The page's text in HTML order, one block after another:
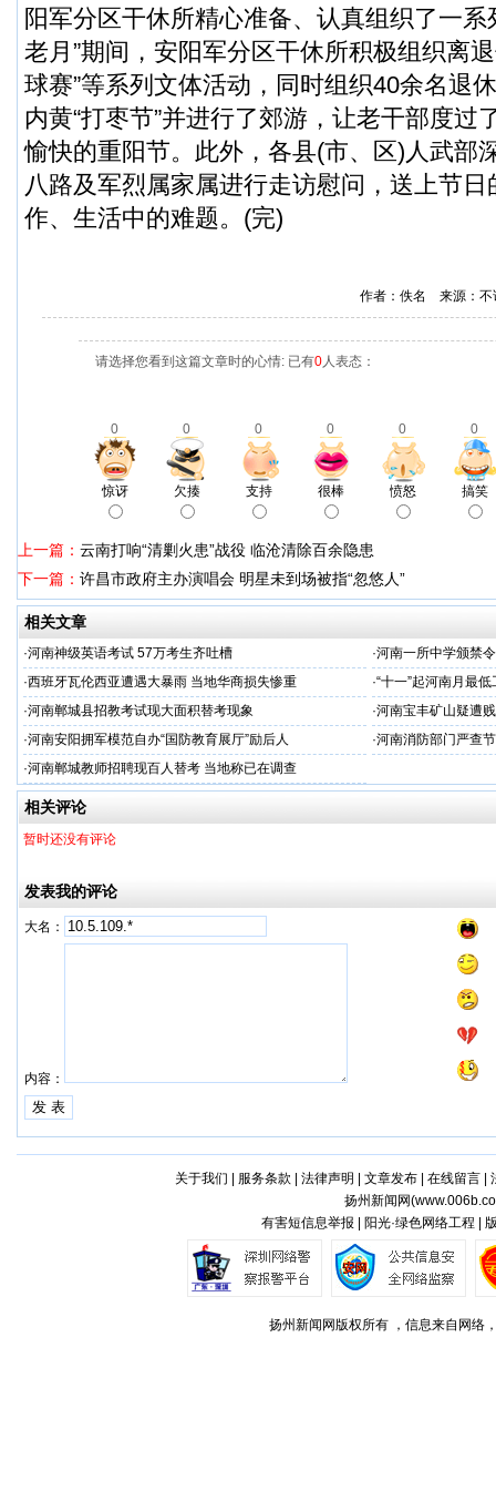
阳军分区干休所精心准备、认真组织了一系
老月”期间，安阳军分区干休所积极组织离
球赛”等系列文体活动，同时组织40余名退
内黄“打枣节”并进行了郊游，让老干部度过
愉快的重阳节。此外，各县(市、区)人武部
八路及军烈属家属进行走访慰问，送上节
作、生活中的难题。(完)
作者：佚名 来源：
请选择您看到这篇文章时的心情: 已有0人表态：
0 0 0 0 0 0
惊讶 欠揍 支持 很棒 愤怒 搞笑
上一篇： 云南打响“清剿火患”战役 临沧清除百余隐患
下一篇： 许昌市政府主办演唱会 明星未到场被指“忽悠人”
相关文章
·河南神级英语考试 57万考生齐吐槽 ·河南一所中学颁禁
·西班牙瓦伦西亚遭遇大暴雨 当地华商损失惨重 ·“十一”起河南月最
·河南郸城县招教考试现大面积替考现象 ·河南宝丰矿山疑遭
·河南安阳拥军模范自办“国防教育展厅”励后人 ·河南消防部门严查
·河南郸城教师招聘现百人替考 当地称已在调查
相关评论
暂时还没有评论
发表我的评论
大名：
内容：
关于我们 服务条款 法律声明 文章发布| 在线留言|
扬州新闻网(
有害短信息举报 | 阳光·绿色网络工程 |
扬州新闻网版权所有 ，信息来自网络